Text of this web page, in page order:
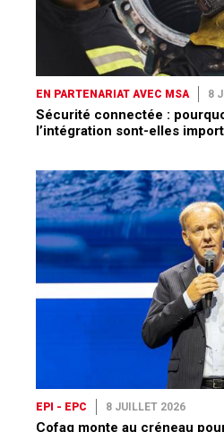
EN PARTENARIAT AVEC MSA 8
Sécurité connectée :
l’intégration sont-elles
EPI - EPC 8 JUILLET 2026
Cofaq monte au créneau